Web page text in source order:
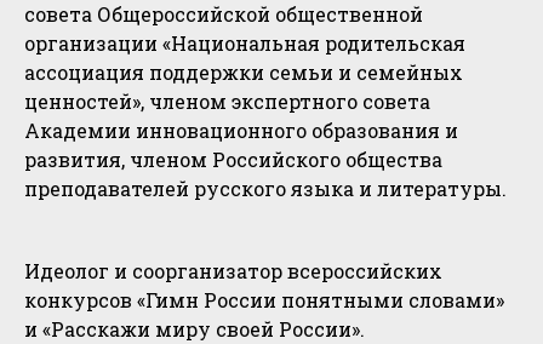
совета Общероссийской общественной
организации «Национальная родительская
ассоциация поддержки семьи и семейных
ценностей», членом экспертного совета
Академии инновационного образования и
развития, членом Российского общества
преподавателей русского языка и литературы.
Идеолог и соорганизатор всероссийских
конкурсов «Гимн России понятными словами»
и «Расскажи миру своей России».